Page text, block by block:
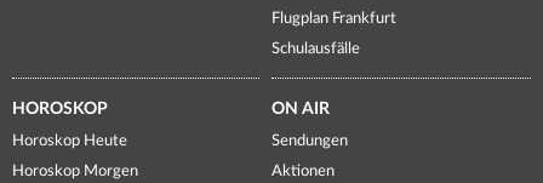
Flugplan Frankfurt
Schulausfälle
HOROSKOP
Horoskop Heute
Horoskop Morgen
ON AIR
Sendungen
Aktionen